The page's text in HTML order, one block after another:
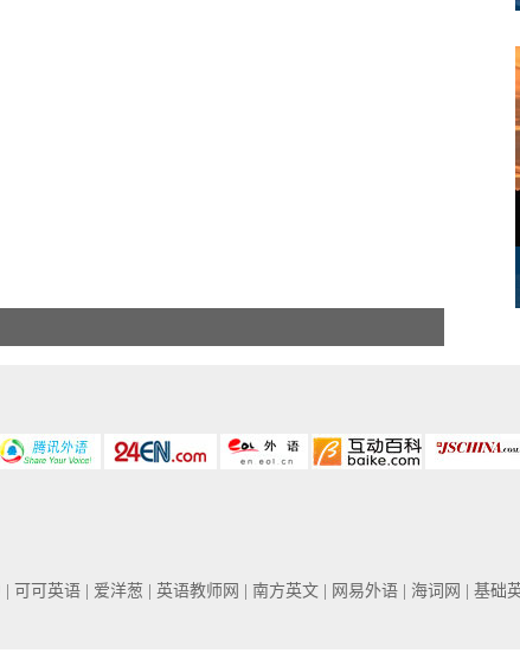
| 可可英语 | 爱洋葱 | 英语教师网 | 南方英文 | 网易外语 | 海词网 | 基础